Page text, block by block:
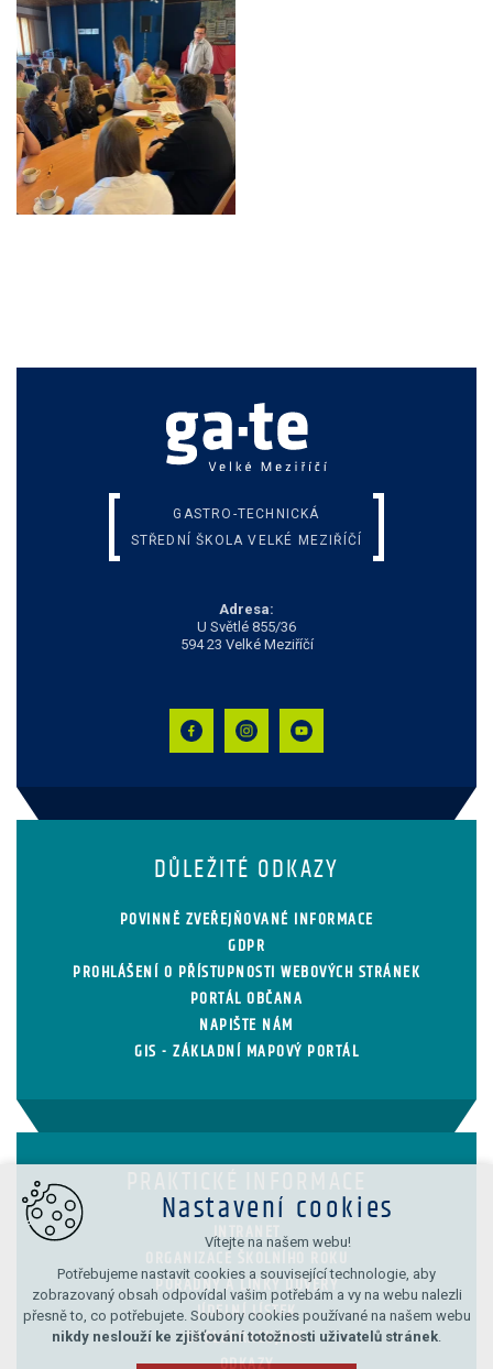
GASTRO-TECHNICKÁ
STŘEDNÍ ŠKOLA VELKÉ MEZIŘÍČÍ
Adresa:
U Světlé 855/36
594 23 Velké Meziříčí
DŮLEŽITÉ ODKAZY
POVINNĚ ZVEŘEJŇOVANÉ INFORMACE
GDPR
PROHLÁŠENÍ O PŘÍSTUPNOSTI WEBOVÝCH STRÁNEK
PORTÁL OBČANA
NAPIŠTE NÁM
GIS - ZÁKLADNÍ MAPOVÝ PORTÁL
INTRANET
PORADNY A LINKY DŮVĚRY
JÍDELNÍ LÍSTEK
SPOLUPRACUJEME
ODKAZY
Nastavení cookies
Vítejte na našem webu!
Potřebujeme nastavit cookies a související technologie, aby
zobrazovaný obsah odpovídal vašim potřebám a vy na webu nalezli
přesně to, co potřebujete. Soubory cookies používané na našem webu
nikdy neslouží ke zjišťování totožnosti uživatelů stránek.